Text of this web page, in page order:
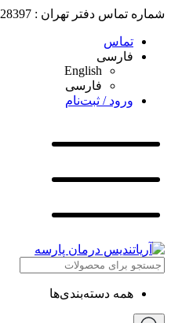
شماره تماس دفتر تهران : 02128428397
تماس
فارسی
English
فارسی
ورود / ثبت‌نام
همه دسته‌بندی‌ها